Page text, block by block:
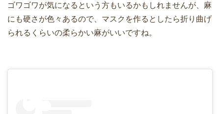
ゴワゴワが気になるという方もいるかもしれませんが、麻
にも硬さが色々あるので、マスクを作るとしたら折り曲げ
られるくらいの柔らかい麻がいいですね。